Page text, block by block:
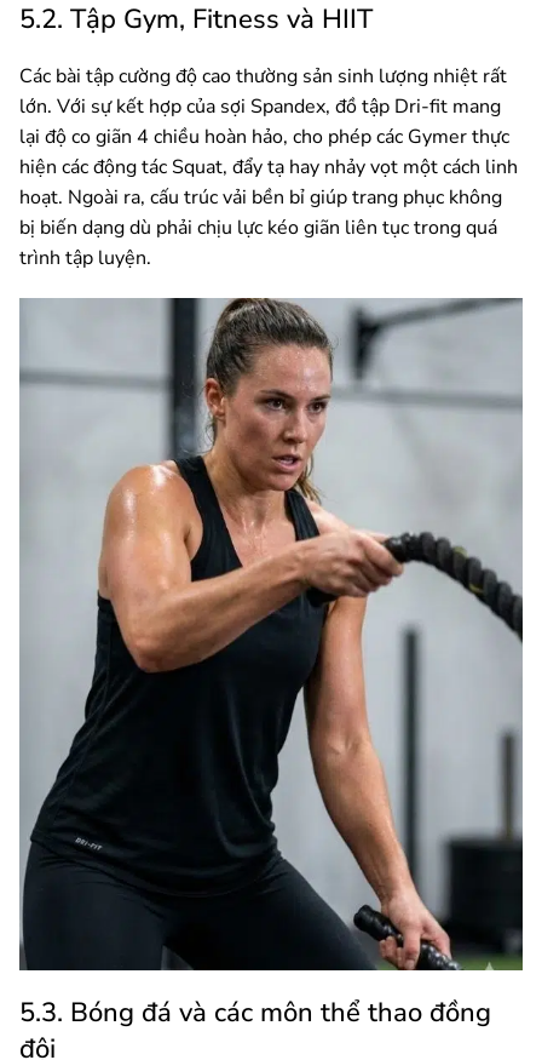
5.2. Tập Gym, Fitness và HIIT
Các bài tập cường độ cao thường sản sinh lượng nhiệt rất
lớn. Với sự kết hợp của sợi Spandex, đồ tập Dri-fit mang
lại độ co giãn 4 chiều hoàn hảo, cho phép các Gymer thực
hiện các động tác Squat, đẩy tạ hay nhảy vọt một cách linh
hoạt. Ngoài ra, cấu trúc vải bền bỉ giúp trang phục không
bị biến dạng dù phải chịu lực kéo giãn liên tục trong quá
trình tập luyện.
5.3. Bóng đá và các môn thể thao đồng
đội